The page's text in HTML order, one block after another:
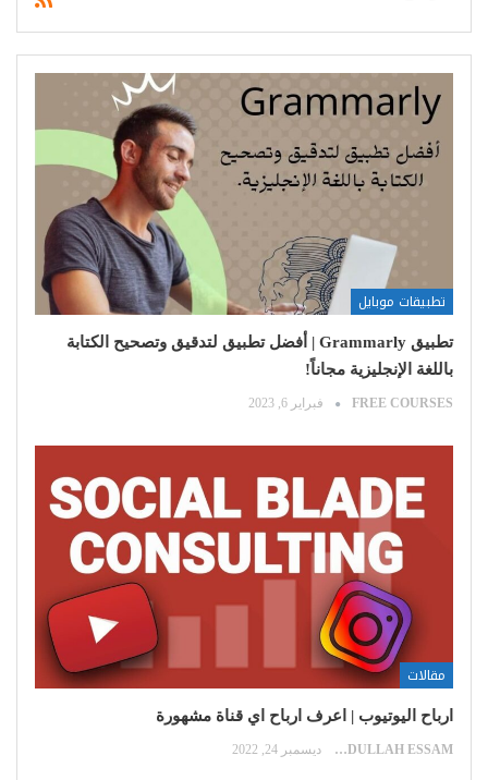
تطبيقات موبايل
تطبيق Grammarly | أفضل تطبيق لتدقيق وتصحيح الكتابة
باللغة الإنجليزية مجاناً!
FREE COURSES فبراير 6, 2023
مقالات
ارباح اليوتيوب | اعرف ارباح اي قناة مشهورة
ABDULLAH ESSAM ديسمبر 24, 2022